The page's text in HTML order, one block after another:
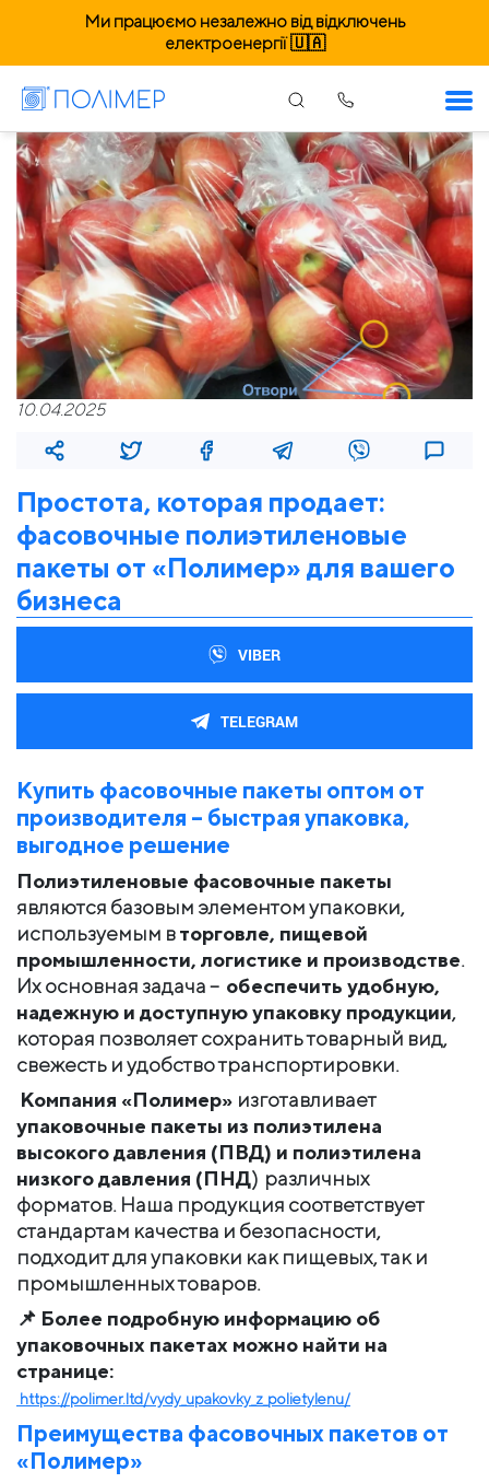
Ми працюємо незалежно від відключень
електроенергії 🇺🇦
10.04.2025
Простота, которая продает:
фасовочные полиэтиленовые
пакеты от «Полимер» для вашего
бизнеса
VIBER
TELEGRAM
Купить фасовочные пакеты оптом от
производителя – быстрая упаковка,
выгодное решение
Полиэтиленовые фасовочные пакеты
являются базовым элементом упаковки,
используемым вторговле, пищевой
промышленности, логистике и производстве.
Их основная задача – обеспечить удобную,
надежную и доступную упаковку продукции,
которая позволяет сохранить товарный вид,
свежесть и удобство транспортировки.
Компания «Полимер» изготавливает
упаковочные пакеты из полиэтилена
высокого давления (ПВД) и полиэтилена
низкого давления (ПНД) различных
форматов. Наша продукция соответствует
стандартам качества и безопасности,
подходит для упаковки как пищевых, так и
промышленных товаров.
📌 Более подробную информацию об
упаковочных пакетах можно найти на
странице:
https://polimer.ltd/vydy_upakovky_z_polietylenu/
Преимущества фасовочных пакетов от
«Полимер»